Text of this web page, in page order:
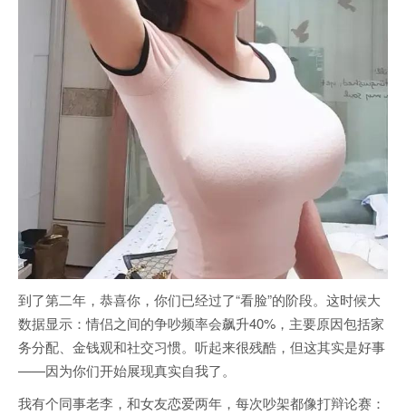
到了第二年，恭喜你，你们已经过了“看脸”的阶段。这时候大
数据显示：情侣之间的争吵频率会飙升40%，主要原因包括家
务分配、金钱观和社交习惯。听起来很残酷，但这其实是好事
——因为你们开始展现真实自我了。
我有个同事老李，和女友恋爱两年，每次吵架都像打辩论赛：